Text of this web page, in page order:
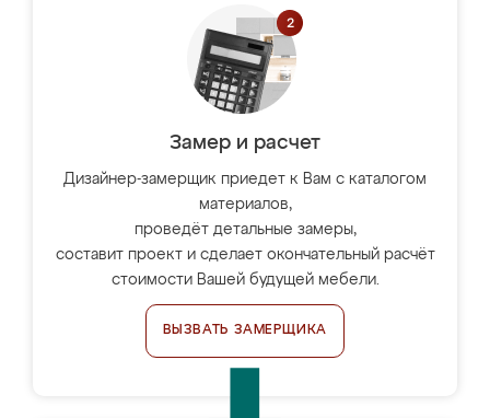
Замер и расчет
Дизайнер-замерщик приедет к Вам с каталогом
материалов,
проведёт детальные замеры,
составит проект и сделает окончательный расчёт
стоимости Вашей будущей мебели.
ВЫЗВАТЬ ЗАМЕРЩИКА